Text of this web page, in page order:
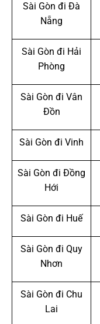
Sài Gòn đi Đà
Nẵng
Sài Gòn đi Hải
Phòng
Sài Gòn đi Vân
Đồn
Sài Gòn đi Vinh
Sài Gòn đi Đồng
Hới
Sài Gòn đi Huế
Sài Gòn đi Quy
Nhơn
Sài Gòn đi Chu
Lai